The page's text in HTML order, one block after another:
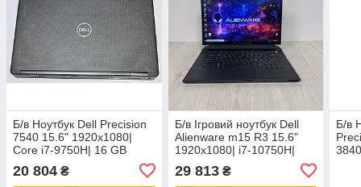
Б/в Ноутбук Dell Precision
7540 15.6" 1920x1080|
Core i7-9750H| 16 GB
RAM| 512 GB SSD| Quadro
T2000 4GB
20 804 ₴
Б/в Ігровий ноутбук Dell
Alienware m15 R3 15.6"
1920x1080| i7-10750H|
16GB RAM| 512GB SSD|
Radeon Pro 5500M 4GB
29 813₴
Б/в